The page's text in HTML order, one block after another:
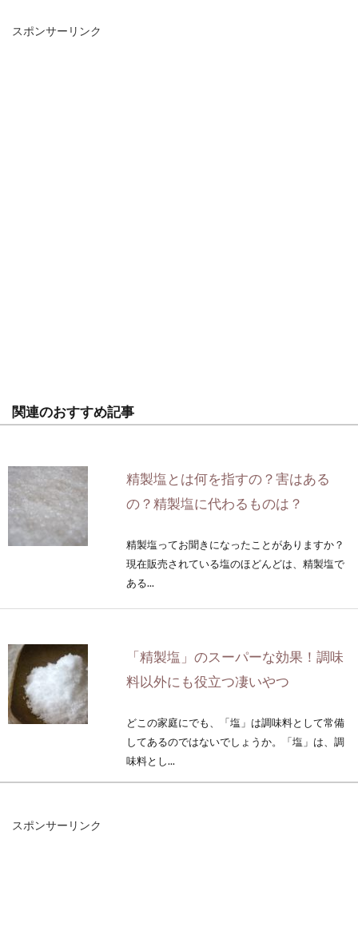
スポンサーリンク
関連のおすすめ記事
精製塩とは何を指すの？害はある
の？精製塩に代わるものは？
精製塩ってお聞きになったことがありますか？
現在販売されている塩のほどんどは、精製塩で
ある...
「精製塩」のスーパーな効果！調味
料以外にも役立つ凄いやつ
どこの家庭にでも、「塩」は調味料として常備
してあるのではないでしょうか。「塩」は、調
味料とし...
スポンサーリンク